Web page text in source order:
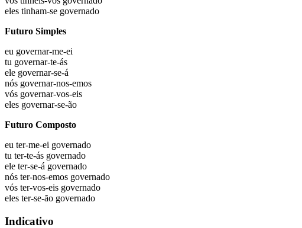
eles tinham-se governado
Futuro Simples
eu governar-me-ei
tu governar-te-ás
ele governar-se-á
nós governar-nos-emos
vós governar-vos-eis
eles governar-se-ão
Futuro Composto
eu ter-me-ei governado
tu ter-te-ás governado
ele ter-se-á governado
nós ter-nos-emos governado
vós ter-vos-eis governado
eles ter-se-ão governado
Indicativo